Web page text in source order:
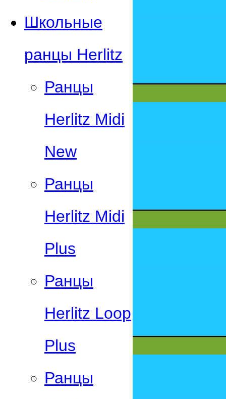
Школьные
ранцы Herlitz
Ранцы
Herlitz Midi
New
Ранцы
Herlitz Midi
Plus
Ранцы
Herlitz Loop
Plus
Ранцы